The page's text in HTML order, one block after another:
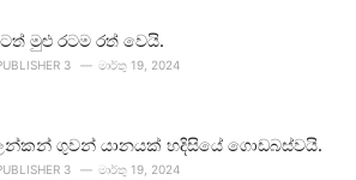
මුළු රටම රත් වෙයි.
3 මාර්තු 19, 2024
ලන්කන් ගුවන් යානයක් හදිසියේ ගොඩබස්වයි.
3 මාර්තු 19, 2024